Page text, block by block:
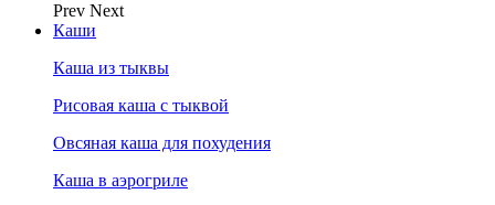
Prev Next
Каши
Каша из тыквы
Рисовая каша с тыквой
Овсяная каша для похудения
Каша в аэрогриле